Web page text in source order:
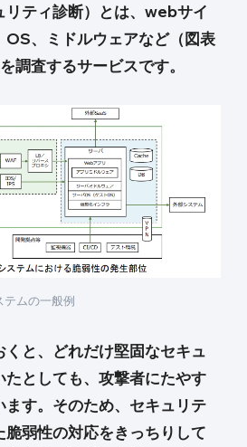
リティ診断）とは、webサイ
OS、ミドルウェアなど（図表
調査するサービスです。
テムの一般例
くと、どれだけ堅固なセキュ
たとしても、攻撃者にたやす
ます。そのため、セキュリテ
脆弱性の対応をきっちりして